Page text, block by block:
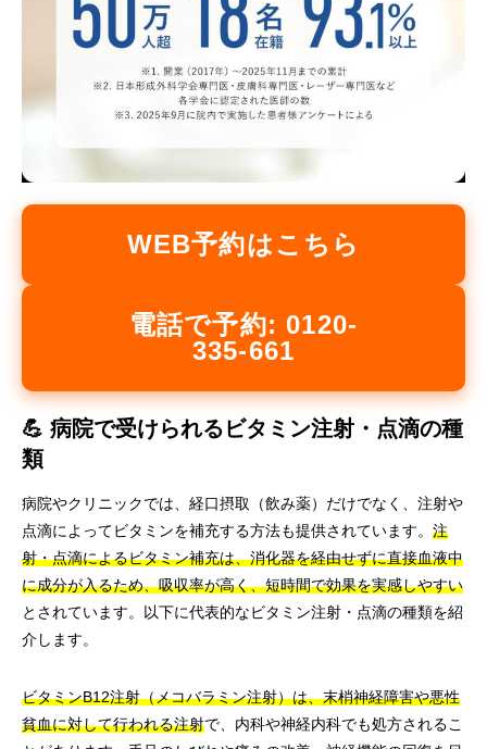
WEB予約はこちら
電話で予約: 0120-
335-661
💪 病院で受けられるビタミン注射・点滴の種
類
病院やクリニックでは、経口摂取（飲み薬）だけでなく、注射や
点滴によってビタミンを補充する方法も提供されています。 注
射・点滴によるビタミン補充は、消化器を経由せずに直接血液中
に成分が入るため、吸収率が高く、短時間で効果を実感しやすい
とされています。以下に代表的なビタミン注射・点滴の種類を紹
介します。
ビタミンB12注射（メコバラミン注射）は、末梢神経障害や悪性
貧血に対して行われる注射で、内科や神経内科でも処方されるこ